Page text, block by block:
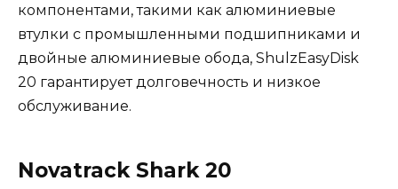
компонентами, такими как алюминиевые
втулки с промышленными подшипниками и
двойные алюминиевые обода, ShulzEasyDisk
20 гарантирует долговечность и низкое
обслуживание​.
Novatrack Shark 20